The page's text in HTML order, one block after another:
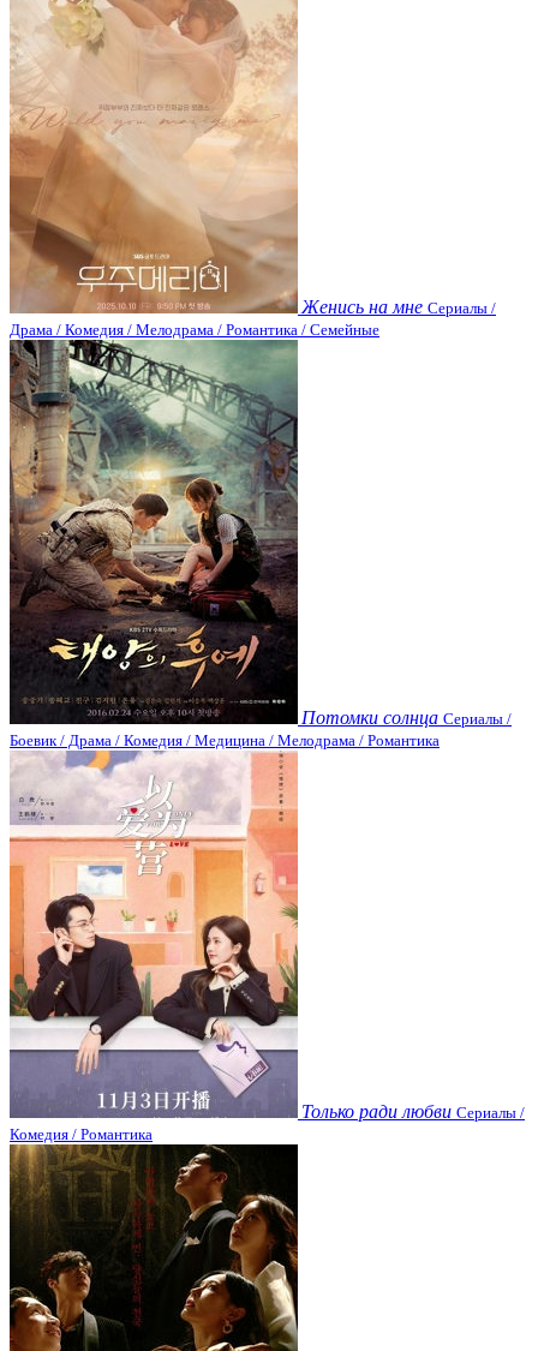
Женись на мне Сериалы /
Драма / Комедия / Мелодрама / Романтика / Семейные
Потомки солнца Сериалы /
Боевик / Драма / Комедия / Медицина / Мелодрама / Романтика
Только ради любви Сериалы /
Комедия / Романтика